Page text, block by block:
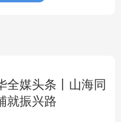
全媒头条丨 山海同
就振兴路